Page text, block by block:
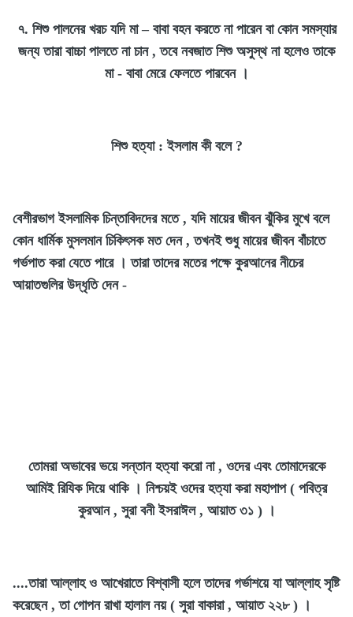
৭. শিশু পালনের খরচ যদি মা–বাবা বহন করতে না পারেন বা কোন সমস্যার
জন্য তারা বাচ্চা পালতে না চান , তবে নবজাত শিশু অসুস্থ না হলেও তাকে
মা - বাবা মেরে ফেলতে পারবেন ।
শিশু হত্যা : ইসলাম কী বলে ?
বেশীরভাগ ইসলামিক চিন্তাবিদদের মতে , যদি মায়ের জীবন ঝুঁকির মুখে বলে
কোন ধার্মিক মুসলমান চিকিৎসক মত দেন , তখনই শুধু মায়ের জীবন বাঁচাতে
গর্ভপাত করা যেতে পারে । তারা তাদের মতের পক্ষে কুরআনের নীচের
আয়াতগুলির উদ্ধৃতি দেন -
তোমরা অভাবের ভয়ে সন্তান হত্যা করো না , ওদের এবং তোমাদেরকে
আমিই রিযিক দিয়ে থাকি । নিশ্চয়ই ওদের হত্যা করা মহাপাপ ( পবিত্র
কুরআন , সুরা বনী ইসরাঈল , আয়াত ৩‌১ ) ।
....তারা আল্লাহ ও আখেরাতে বিশ্বাসী হলে তাদের গর্ভাশয়ে যা আল্লাহ সৃষ্টি
করেছেন , তা গোপন রাখা হালাল নয় ( সুরা বাকারা , আয়াত ২২৮ ) ।